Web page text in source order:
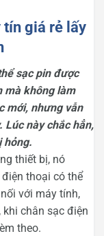
tín giá rẻ lấy
sạc pin được
mà không làm
mới, nhưng vẫn
này chắc hẳn,
hỏng.
thiết bị, nó
thoại có thể
với máy tính,
khi chân sạc điện
theo.